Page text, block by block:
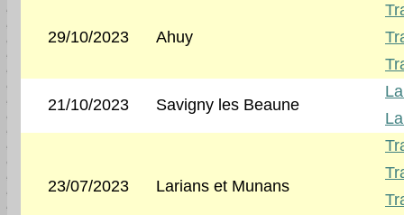
29/10/2023 Ahuy
21/10/2023 Savigny les Beaune
23/07/2023 Larians et Munans